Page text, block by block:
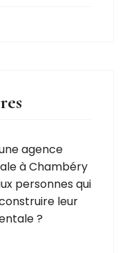
agence
à Chambéry
personnes qui
leur
?